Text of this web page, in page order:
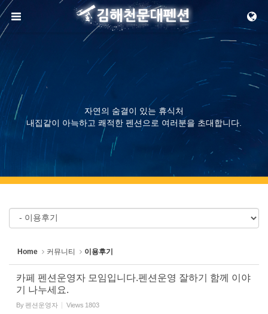
메뉴 건너뛰기
자연의 숨결이 있는 휴식처
내집같이 아늑하고 쾌적한 펜션으로 여러분을 초대합니다.
Home 커뮤니티 이용후기
카페 펜션운영자 모임입니다.펜션운영 잘하기 함께 이야
기 나누세요.
By펜션운영자 Views 1803
Sketchbook5, 스케치북5
Sketchbook5, 스케치북5